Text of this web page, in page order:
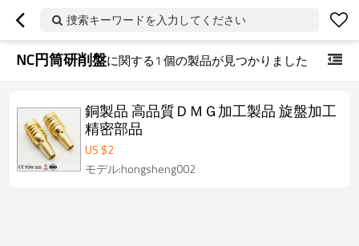
捜索キーワードを入力してください
NC円筒研削盤に関する1 個の製品が見つかりました
銅製品 高品質ＤＭＧ加工製品 旋盤加工
精密部品
US $2
モデル:hongsheng002